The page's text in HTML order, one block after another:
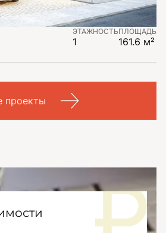
ЭТАЖНОСТЬ
1
ПЛОЩАДЬ
161.6 м²
проекты